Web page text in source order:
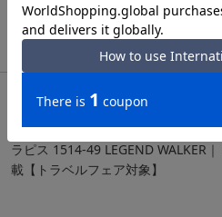
キャリーケース 1～3泊 SSサイズ
レジェンドウォーカー スーツケ
ラピス 1514-49 LEGEND WALKER
載【トラベルフェア対象】
位により風合いやシミ・シワ感や焦げ
があります。あらかじめご了承ください